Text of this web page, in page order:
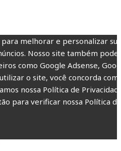
para melhorar e personalizar sua
Nosso site também pode
como Google Adsense,
o site, você concorda com
nossa Política de
para verificar nossa Política de